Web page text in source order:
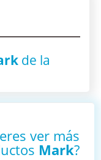
de la
ver más
Mark?